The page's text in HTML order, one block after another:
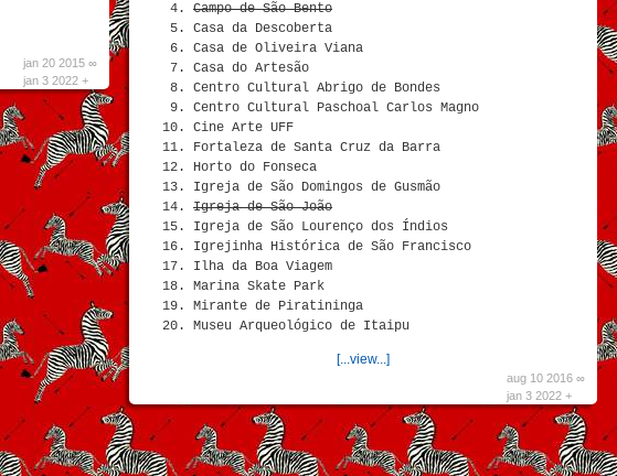
jan 20 2015 ∞
jan 3 2022 +
Campo de São Bento
Casa da Descoberta
Casa de Oliveira Viana
Casa do Artesão
Centro Cultural Abrigo de Bondes
Centro Cultural Paschoal Carlos Magno
Cine Arte UFF
Fortaleza de Santa Cruz da Barra
Horto do Fonseca
Igreja de São Domingos de Gusmão
Igreja de São João
Igreja de São Lourenço dos Índios
Igrejinha Histórica de São Francisco
Ilha da Boa Viagem
Marina Skate Park
Mirante de Piratininga
Museu Arqueológico de Itaipu
[...view...]
aug 10 2016 ∞
jan 3 2022 +